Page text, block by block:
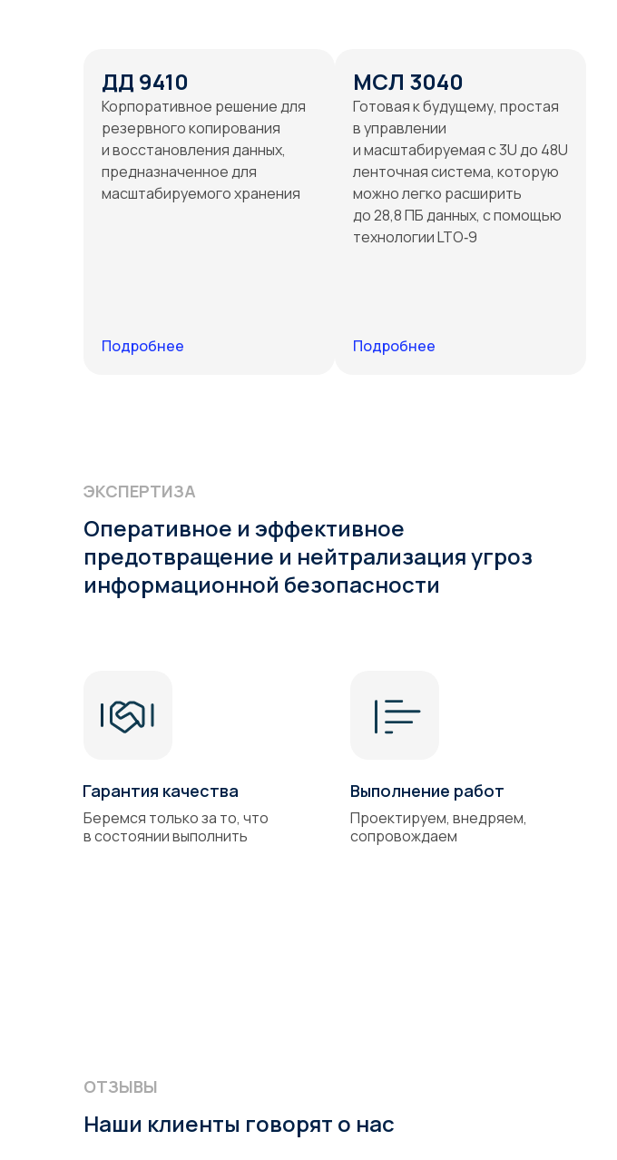
ДД 9410
Корпоративное решение для
резервного копирования
и восстановления данных,
предназначенное для
масштабируемого хранения
Подробнее
МСЛ 3040
Готовая к будущему, простая
в управлении
и масштабируемая с 3U до 48U
ленточная система, которую
можно легко расширить
до 28,8 ПБ данных, с помощью
технологии LTO‑9
Подробнее
Оперативное и эффективное
предотвращение и нейтрализация угроз
информационной безопасности
ЭКСПЕРТИЗА
Гарантия качества
Беремся только за то, что
в состоянии выполнить
Выполнение работ
Проектируем, внедряем,
сопровождаем
Наши клиенты говорят о нас
ОТЗЫВЫ